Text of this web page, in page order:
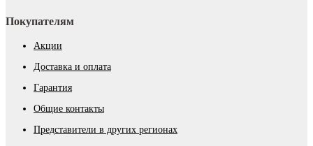
Покупателям
Акции
Доставка и оплата
Гарантия
Общие контакты
Представители в других регионах